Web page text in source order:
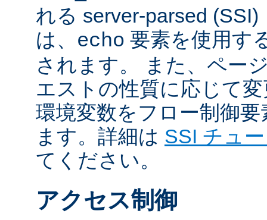
れる server-parsed
は、 echo 要素を使用す
されます。 また、ペー
エストの性質に応じて
環境変数をフロー制御
ます。詳細は SSI チュ
てください。
アクセス制御